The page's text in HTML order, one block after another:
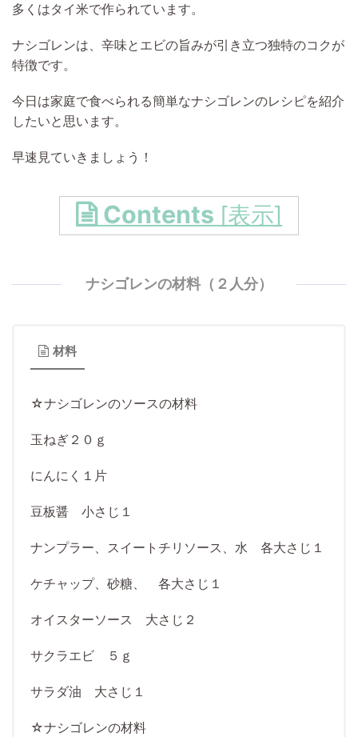
多くはタイ米で作られています。
ナシゴレンは、辛味とエビの旨みが引き立つ独特のコクが
特徴です。
今日は家庭で食べられる簡単なナシゴレンのレシピを紹介
したいと思います。
早速見ていきましょう！
Contents [表示]
ナシゴレンの材料（２人分）
材料
☆ナシゴレンのソースの材料
玉ねぎ２０ｇ
にんにく１片
豆板醤 小さじ１
ナンプラー、スイートチリソース、水 各大さじ１
ケチャップ、砂糖、 各大さじ１
オイスターソース 大さじ２
サクラエビ ５ｇ
サラダ油 大さじ１
☆ナシゴレンの材料